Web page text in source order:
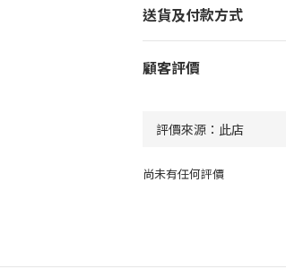
送貨及付款方式
顧客評價
尚未有任何評價